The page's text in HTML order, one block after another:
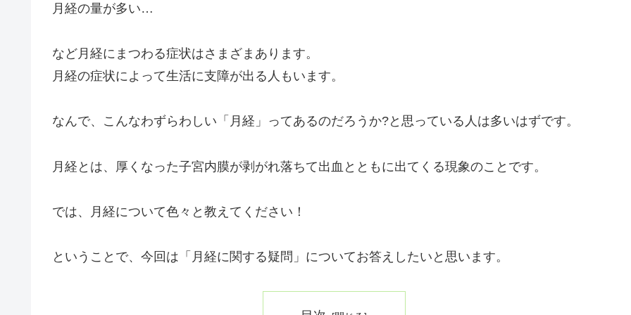
月経の量が多い…
など月経にまつわる症状はさまざまあります。
月経の症状によって生活に支障が出る人もいます。
なんで、こんなわずらわしい「月経」ってあるのだろうか?と思っている人は多いはずです。
月経とは、厚くなった子宮内膜が剥がれ落ちて出血とともに出てくる現象のことです。
では、月経について色々と教えてください！
ということで、今回は「月経に関する疑問」についてお答えしたいと思います。